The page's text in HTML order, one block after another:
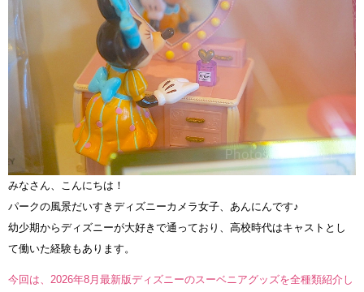
みなさん、こんにちは！
パークの風景だいすきディズニーカメラ女子、あんにんです♪
幼少期からディズニーが大好きで通っており、高校時代はキャストとし
て働いた経験もあります。
今回は、2026年8月最新版ディズニーのスーベニアグッズを全種類紹介し